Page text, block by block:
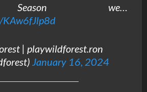
we…
KAw6fJlp8d
| playwildforest.ron
January 16, 2024